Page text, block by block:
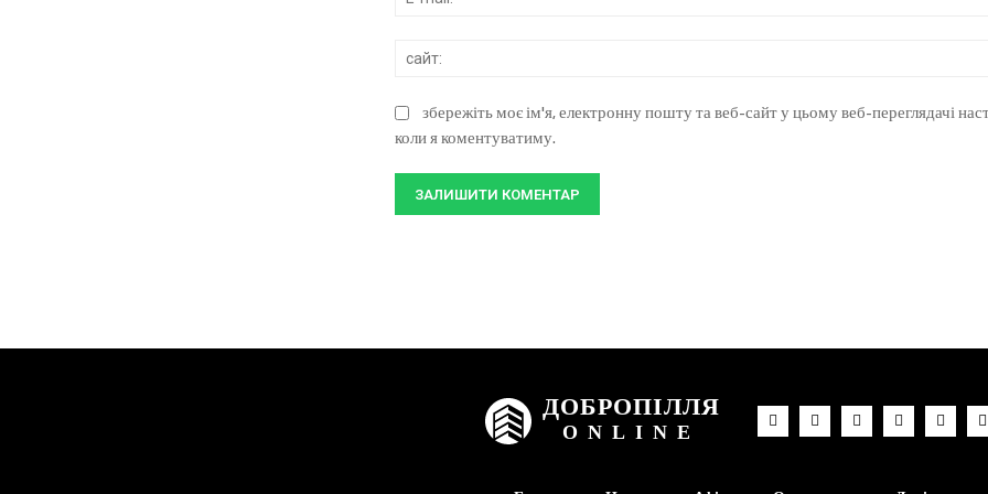
збережіть моє ім'я, електронну пошту та веб-сайт у цьому веб-переглядачі
коли я коментуватиму.
ДОБРОПІЛЛЯ
ONLINE